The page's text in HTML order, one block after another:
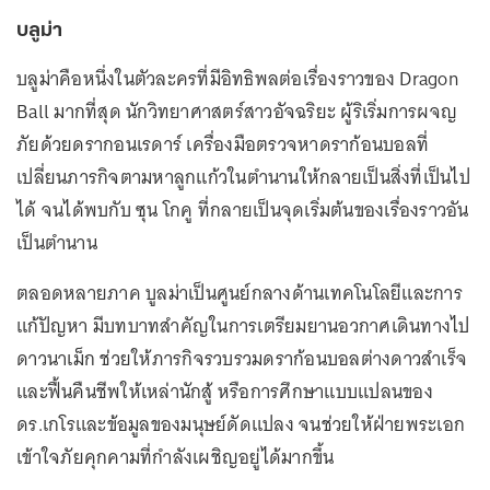
บลูม่า
บลูม่าคือหนึ่งในตัวละครที่มีอิทธิพลต่อเรื่องราวของ Dragon
Ball มากที่สุด นักวิทยาศาสตร์สาวอัจฉริยะ ผู้ริเริ่มการผจญ
ภัยด้วยดรากอนเรดาร์ เครื่องมือตรวจหาดราก้อนบอลที่
เปลี่ยนภารกิจตามหาลูกแก้วในตำนานให้กลายเป็นสิ่งที่เป็นไป
ได้ จนได้พบกับ ซุน โกคู ที่กลายเป็นจุดเริ่มต้นของเรื่องราวอัน
เป็นตำนาน
ตลอดหลายภาค บูลม่าเป็นศูนย์กลางด้านเทคโนโลยีและการ
แก้ปัญหา มีบทบาทสำคัญในการเตรียมยานอวกาศเดินทางไป
ดาวนาเม็ก ช่วยให้ภารกิจรวบรวมดราก้อนบอลต่างดาวสำเร็จ
และฟื้นคืนชีพให้เหล่านักสู้ หรือการศึกษาแบบแปลนของ
ดร.เกโรและข้อมูลของมนุษย์ดัดแปลง จนช่วยให้ฝ่ายพระเอก
เข้าใจภัยคุกคามที่กำลังเผชิญอยู่ได้มากขึ้น